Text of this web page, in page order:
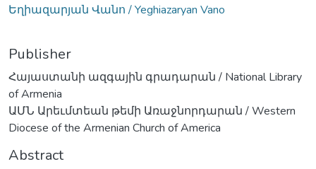
Եղիազարյան Վանո / Yeghiazaryan Vano
Publisher
Հայաստանի ազգային գրադարան / National Library
of Armenia
ԱՄՆ Արեւմտեան թեմի Առաջնորդարան / Western
Diocese of the Armenian Church of America
Abstract